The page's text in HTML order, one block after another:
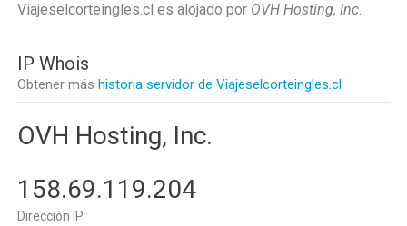
Viajeselcorteingles.cl es alojado por OVH Hosting, Inc.
IP Whois
Obtener más historia servidor de Viajeselcorteingles.cl
OVH Hosting, Inc.
158.69.119.204
Dirección IP